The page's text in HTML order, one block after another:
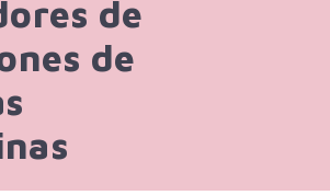
de
de